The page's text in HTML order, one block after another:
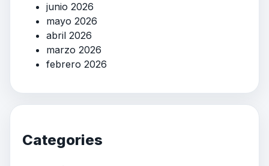
junio 2026
mayo 2026
abril 2026
marzo 2026
febrero 2026
Categories